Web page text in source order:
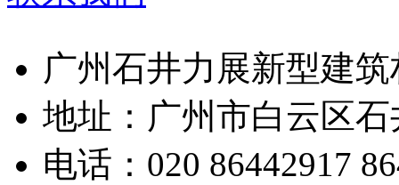
广州石井力展新型建
地址：广州市白云区
电话：020 86442917